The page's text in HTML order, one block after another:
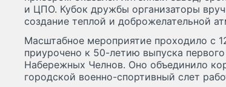
и ЦПО. Кубок дружбы организаторы
создание теплой и доброжелательной
Масштабное мероприятие проходило с
приурочено к 50-летию выпуска
Набережных Челнов. Оно объединило
городской военно-спортивный слет